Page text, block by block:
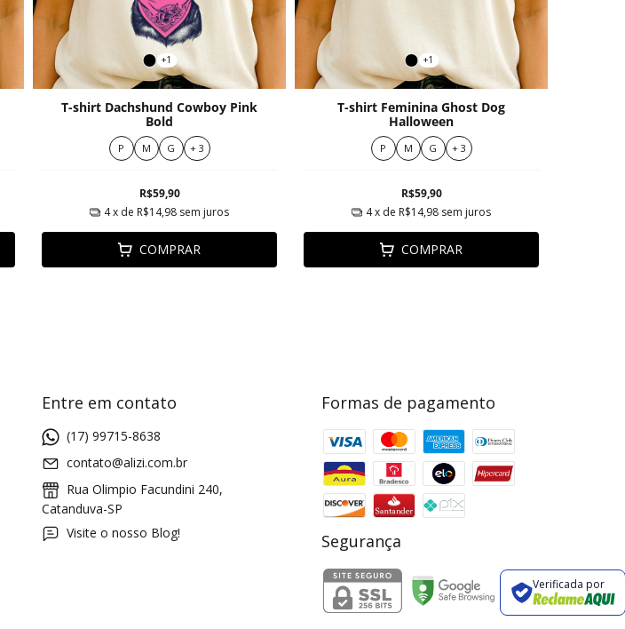
+1
T-shirt Dachshund Cowboy Pink
Bold
P M G + 3
R$59,90
4x de R$14,98 sem juros
COMPRAR
+1
T-shirt Feminina Ghost Dog
Halloween
P M G + 3
R$59,90
4x de R$14,98 sem juros
COMPRAR
Entre em contato
(17) 99715-8638
contato@alizi.com.br
Rua Olimpio Facundini 240,
Catanduva-SP
Visite o nosso Blog!
Formas de pagamento
Segurança
Verificada por